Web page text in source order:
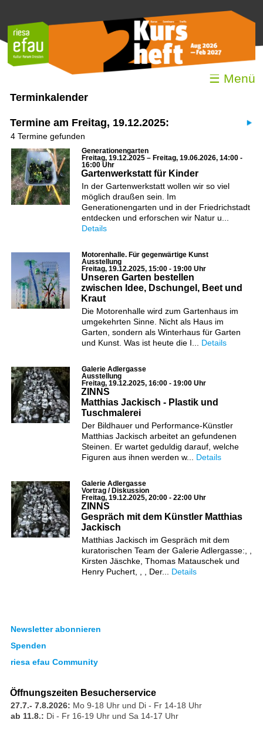
☰ Menü
Terminkalender
Termine am Freitag, 19.12.2025:
4 Termine gefunden
Generationengarten
Freitag, 19.12.2025 – Freitag, 19.06.2026, 14:00 -
16:00 Uhr
Gartenwerkstatt für Kinder
In der Gartenwerkstatt wollen wir so viel
möglich draußen sein. Im
Generationengarten und in der Friedrichstadt
entdecken und erforschen wir Natur u...
Details
Motorenhalle. Für gegenwärtige Kunst
Ausstellung
Freitag, 19.12.2025, 15:00 - 19:00 Uhr
Unseren Garten bestellen
zwischen Idee, Dschungel, Beet und
Kraut
Die Motorenhalle wird zum Gartenhaus im
umgekehrten Sinne. Nicht als Haus im
Garten, sondern als Winterhaus für Garten
und Kunst. Was ist heute die I... Details
Galerie Adlergasse
Ausstellung
Freitag, 19.12.2025, 16:00 - 19:00 Uhr
ZINNS
Matthias Jackisch - Plastik und
Tuschmalerei
Der Bildhauer und Performance-Künstler
Matthias Jackisch arbeitet an gefundenen
Steinen. Er wartet geduldig darauf, welche
Figuren aus ihnen werden w... Details
Galerie Adlergasse
Vortrag / Diskussion
Freitag, 19.12.2025, 20:00 - 22:00 Uhr
ZINNS
Gespräch mit dem Künstler Matthias
Jackisch
Matthias Jackisch im Gespräch mit dem
kuratorischen Team der Galerie Adlergasse:, ,
Kirsten Jäschke, Thomas Matauschek und
Henry Puchert, , , Der... Details
Newsletter abonnieren
Spenden
riesa efau Community
Öffnungszeiten Besucherservice
27.7.- 7.8.2026: Mo 9-18 Uhr und Di - Fr 14-18 Uhr
ab 11.8.: Di - Fr 16-19 Uhr und Sa 14-17 Uhr